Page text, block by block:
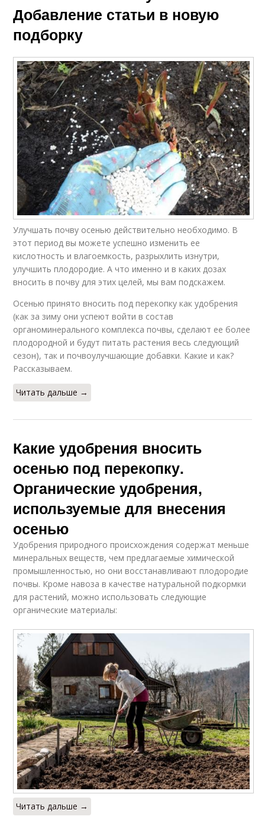
Добавление статьи в новую
подборку
Улучшать почву осенью действительно необходимо. В
этот период вы можете успешно изменить ее
кислотность и влагоемкость, разрыхлить изнутри,
улучшить плодородие. А что именно и в каких дозах
вносить в почву для этих целей, мы вам подскажем.
Осенью принято вносить под перекопку как удобрения
(как за зиму они успеют войти в состав
органоминерального комплекса почвы, сделают ее более
плодородной и будут питать растения весь следующий
сезон), так и почвоулучшающие добавки. Какие и как?
Рассказываем.
Читать дальше →
Какие удобрения вносить
осенью под перекопку.
Органические удобрения,
используемые для внесения
осенью
Удобрения природного происхождения содержат меньше
минеральных веществ, чем предлагаемые химической
промышленностью, но они восстанавливают плодородие
почвы. Кроме навоза в качестве натуральной подкормки
для растений, можно использовать следующие
органические материалы:
Читать дальше →